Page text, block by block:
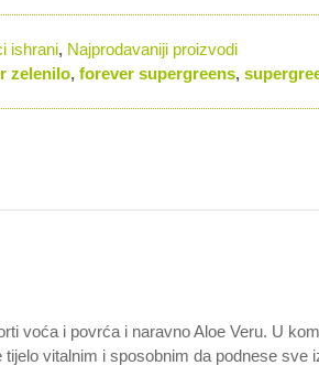
ishrani, Najprodavaniji proizvodi
zelenilo, forever supergreens,
voća i povrća i naravno Aloe Veru. U
vitalnim i sposobnim da podnese sve